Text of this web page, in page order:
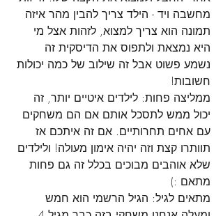
מחשבה ויד - הילד צריך להבין מהר איזה
תמונה הוא צריך למצוא, לזהות אצל מי
היא נמצאת ולתפוס את הדיסקית זה
נשמע פשוט אבל זה שילוב של כמה יכולות
חשובות!
ממליצה פחות: לילדים איטיים יותר, זה
יכול ממש לתסכל אותם אם הם משחקים
עם אחים תחרותיים. אם זה איתכם אז
תוותרו קצת וזה יהיה אימון מעולה! ולילדים
שלא אוהבים מבוכים בכלל זה גם פחות
מתאם :)
מתאים לגיל: הגיל הרשמי הוא חמש